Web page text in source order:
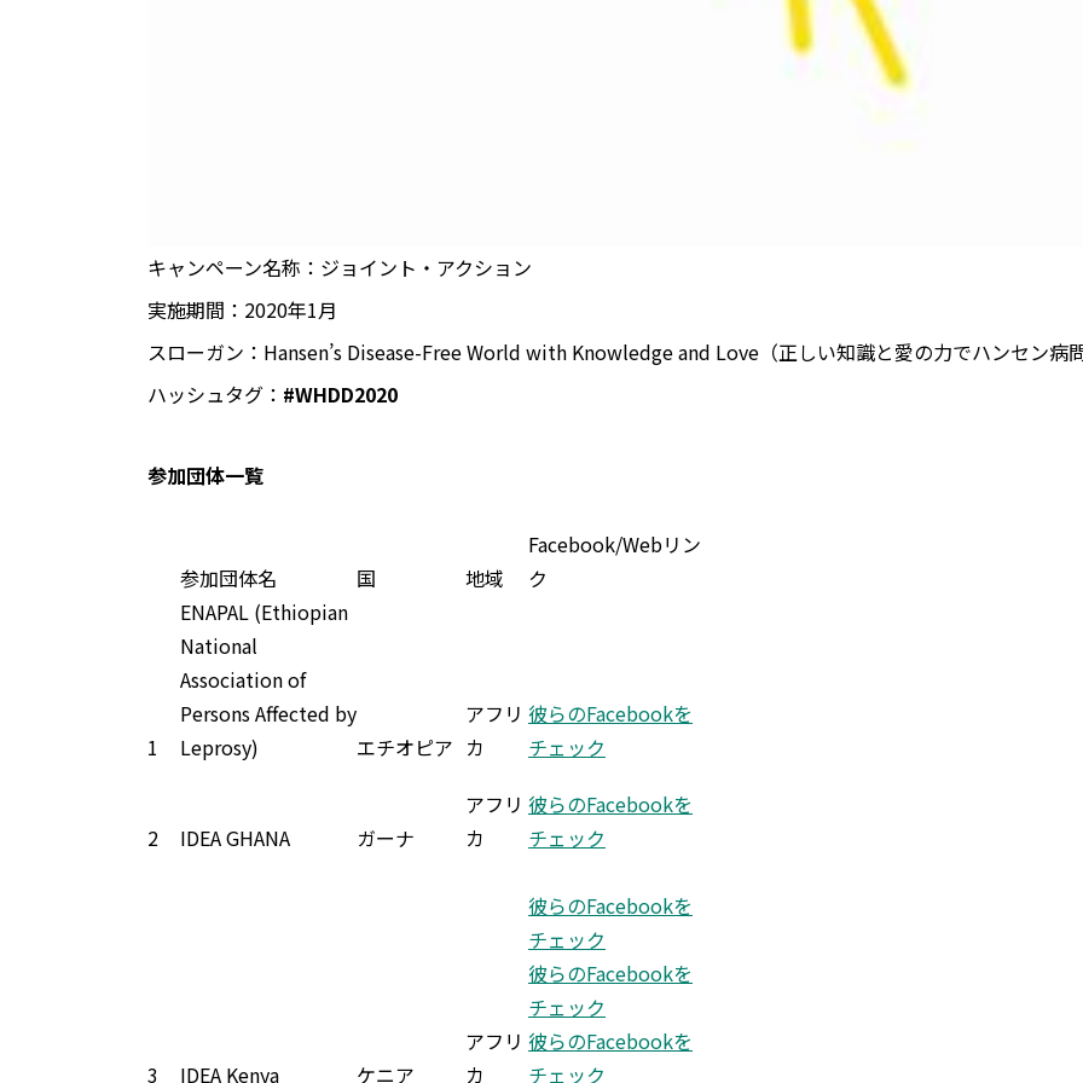
キャンペーン名称：ジョイント・アクション
実施期間：2020年1月
スローガン：Hansen’s Disease-Free World with Knowledge and Love（正しい知識と愛の力でハンセン病
ハッシュタグ： #WHDD2020
参加団体一覧
参加団体名 国 地域
Facebook/Webリン
ク
1
ENAPAL (Ethiopian
National
Association of
Persons Affected by
Leprosy)
エチオピア
アフリ
カ
彼らのFacebookを
チェック
2 IDEA GHANA ガーナ
アフリ
カ
彼らのFacebookを
チェック
3 IDEA Kenya ケニア
アフリ
カ
彼らのFacebookを
チェック
彼らのFacebookを
チェック
彼らのFacebookを
チェック